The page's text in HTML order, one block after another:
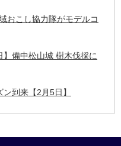
おこし協力隊がモデルコ
】備中松山城 樹木伐採に
到来【2月5日】